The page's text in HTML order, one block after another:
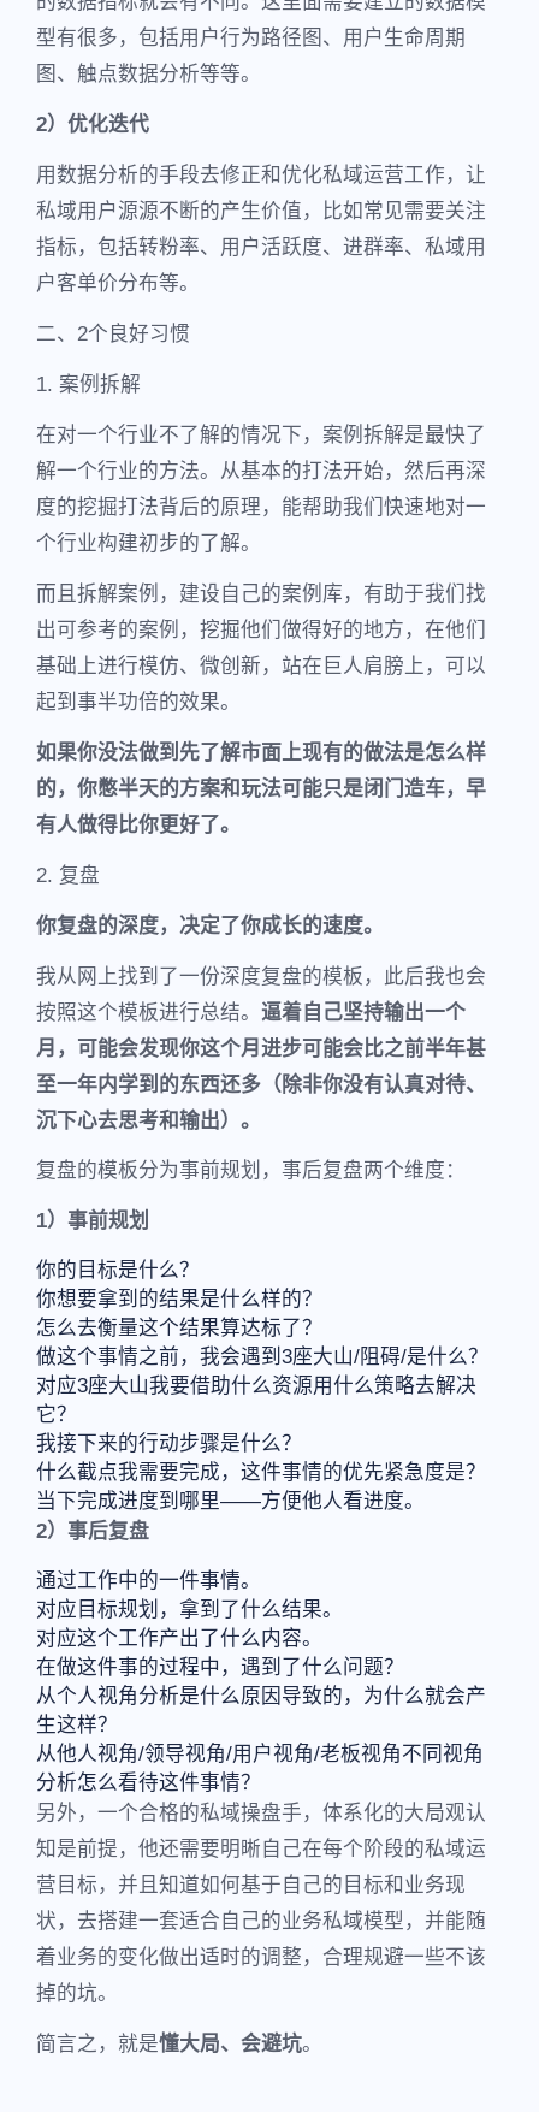
型有很多，包括用户行为路径图、用户生命周期
图、触点数据分析等等。
2）优化迭代
用数据分析的手段去修正和优化私域运营工作，让
私域用户源源不断的产生价值，比如常见需要关注
指标，包括转粉率、用户活跃度、进群率、私域用
户客单价分布等。
二、2个良好习惯
1. 案例拆解
在对一个行业不了解的情况下，案例拆解是最快了
解一个行业的方法。从基本的打法开始，然后再深
度的挖掘打法背后的原理，能帮助我们快速地对一
个行业构建初步的了解。
而且拆解案例，建设自己的案例库，有助于我们找
出可参考的案例，挖掘他们做得好的地方，在他们
基础上进行模仿、微创新，站在巨人肩膀上，可以
起到事半功倍的效果。
如果你没法做到先了解市面上现有的做法是怎么样
的，你憋半天的方案和玩法可能只是闭门造车，早
有人做得比你更好了。
2. 复盘
你复盘的深度，决定了你成长的速度。
我从网上找到了一份深度复盘的模板，此后我也会
按照这个模板进行总结。 逼着自己坚持输出一个
月，可能会发现你这个月进步可能会比之前半年甚
至一年内学到的东西还多（除非你没有认真对待、
沉下心去思考和输出）。
复盘的模板分为事前规划，事后复盘两个维度：
1）事前规划
你的目标是什么？
你想要拿到的结果是什么样的？
怎么去衡量这个结果算达标了？
做这个事情之前，我会遇到3座大山/阻碍/是什么？
对应3座大山我要借助什么资源用什么策略去解决
它？
我接下来的行动步骤是什么？
什么截点我需要完成，这件事情的优先紧急度是？
当下完成进度到哪里——方便他人看进度。
2）事后复盘
通过工作中的一件事情。
对应目标规划，拿到了什么结果。
对应这个工作产出了什么内容。
在做这件事的过程中，遇到了什么问题？
从个人视角分析是什么原因导致的，为什么就会产
生这样？
从他人视角/领导视角/用户视角/老板视角不同视角
分析怎么看待这件事情？
另外，一个合格的私域操盘手，体系化的大局观认
知是前提，他还需要明晰自己在每个阶段的私域运
营目标，并且知道如何基于自己的目标和业务现
状，去搭建一套适合自己的业务私域模型，并能随
着业务的变化做出适时的调整，合理规避一些不该
掉的坑。
简言之，就是懂大局、会避坑。